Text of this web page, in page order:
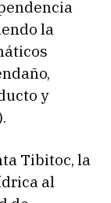
la
y
Tibitoc, la
al